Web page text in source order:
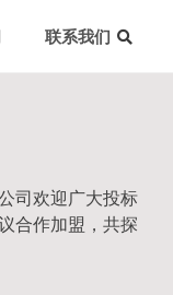
联系我们
司欢迎广大投标
合作加盟，共探